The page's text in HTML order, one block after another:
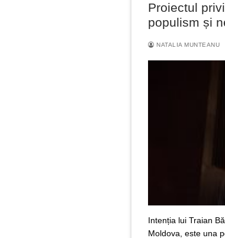
Proiectul
populism și
NATALIA MUNTEANU
Intenția lui Traian
Moldova, este una